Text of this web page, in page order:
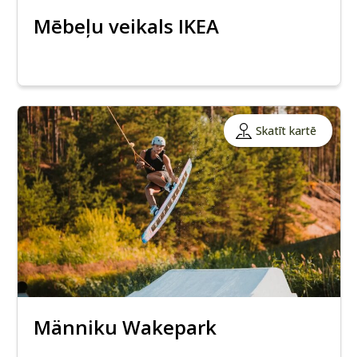
Mēbeļu veikals IKEA
Skatīt kartē
Männiku Wakepark